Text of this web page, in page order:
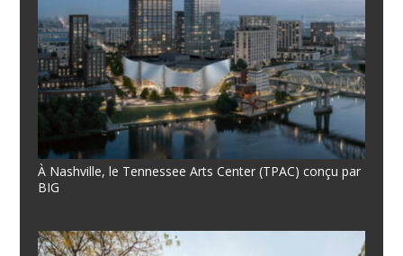
À Nashville, le Tennessee Arts Center (TPAC) conçu par
BIG